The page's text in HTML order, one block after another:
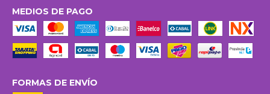
MEDIOS DE PAGO
FORMAS DE ENVÍO